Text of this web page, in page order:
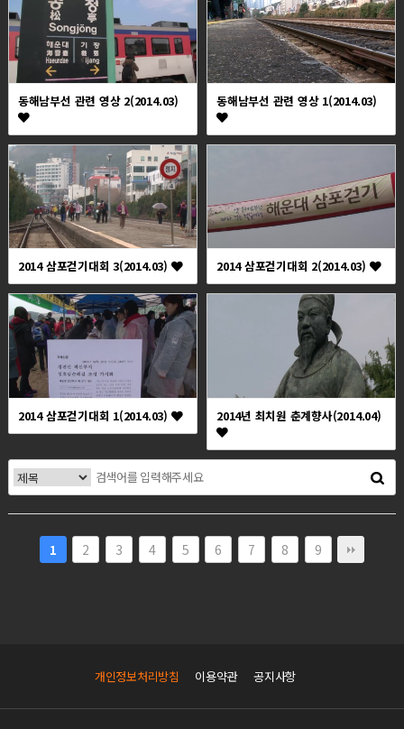
동해남부선 관련 영상 2(2014.03) 동해남부선 관련 영상 1(2014.03)
2014 삼포걷기대회 3(2014.03) 2014 삼포걷기대회 2(2014.03)
2014 삼포걷기대회 1(2014.03) 2014년 최치원 춘계향사(2014.04)
1 2 3 4 5 6 7 8 9
개인정보처리방침 이용약관 공지사항